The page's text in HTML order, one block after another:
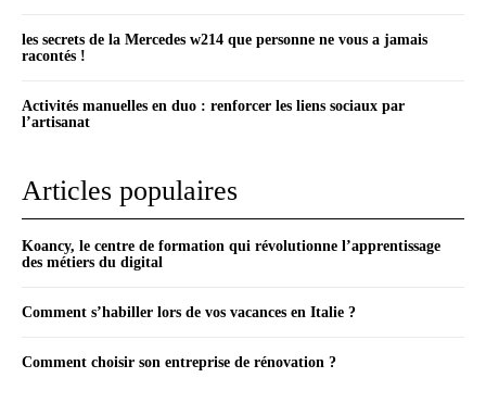
les secrets de la Mercedes w214 que personne ne vous a jamais
racontés !
Activités manuelles en duo : renforcer les liens sociaux par
l’artisanat
Articles populaires
Koancy, le centre de formation qui révolutionne l’apprentissage
des métiers du digital
Comment s’habiller lors de vos vacances en Italie ?
Comment choisir son entreprise de rénovation ?